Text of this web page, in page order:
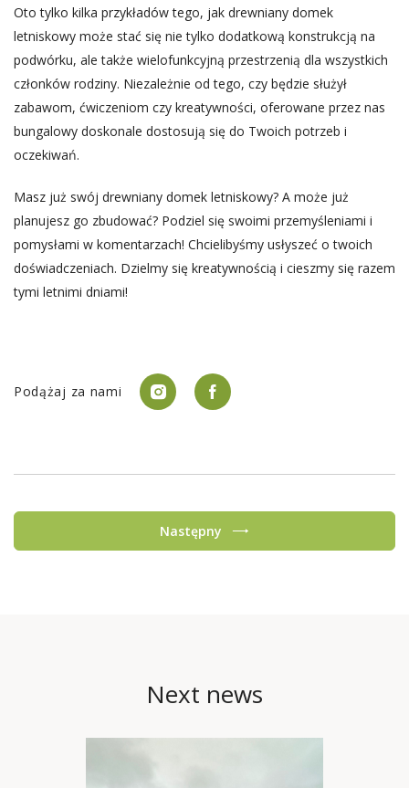
Oto tylko kilka przykładów tego, jak drewniany domek
letniskowy może stać się nie tylko dodatkową konstrukcją na
podwórku, ale także wielofunkcyjną przestrzenią dla wszystkich
członków rodziny. Niezależnie od tego, czy będzie służył
zabawom, ćwiczeniom czy kreatywności, oferowane przez nas
bungalowy doskonale dostosują się do Twoich potrzeb i
oczekiwań.
Masz już swój drewniany domek letniskowy? A może już
planujesz go zbudować? Podziel się swoimi przemyśleniami i
pomysłami w komentarzach! Chcielibyśmy usłyszeć o twoich
doświadczeniach. Dzielmy się kreatywnością i cieszmy się razem
tymi letnimi dniami!
Podążaj za nami
Następny
Next news